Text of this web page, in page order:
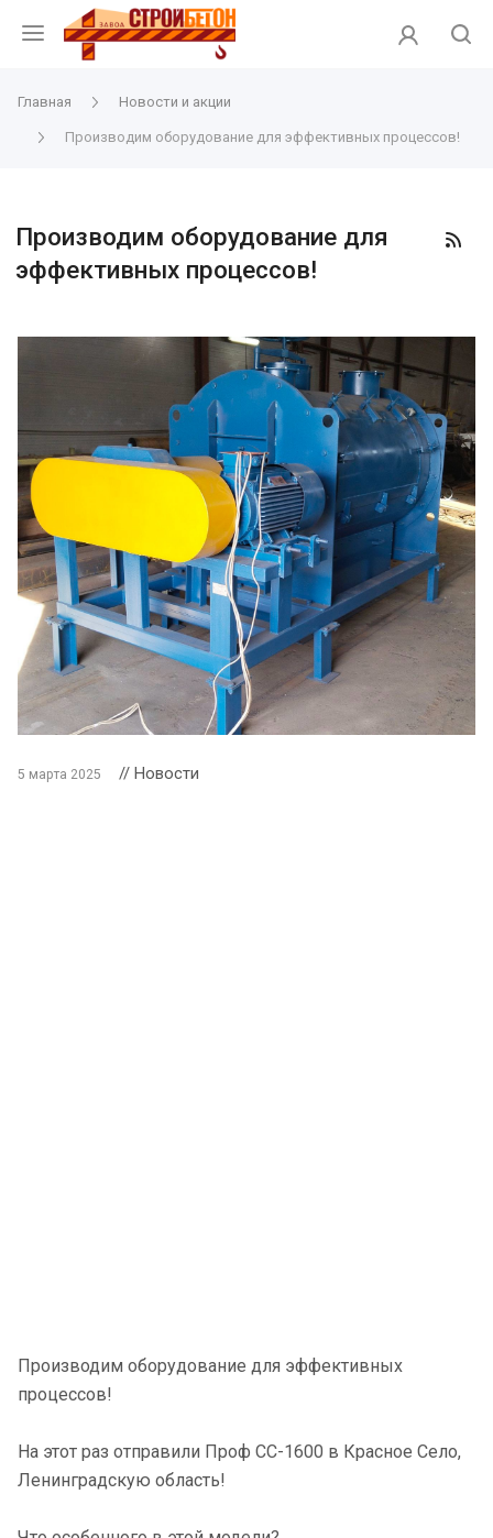
Главная Новости и акции
Производим оборудование для эффективных процессов!
Производим оборудование для
эффективных процессов!
5 марта 2025 // Новости
Производим оборудование для эффективных
процессов!
На этот раз отправили Проф СС-1600 в Красное Село,
Ленинградскую область!